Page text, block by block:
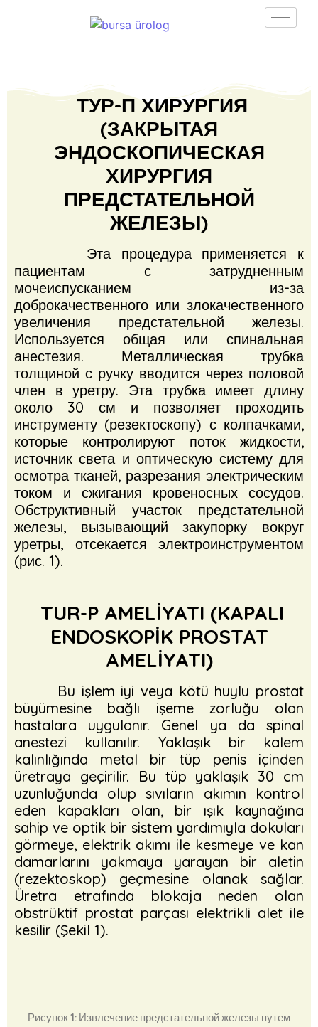
ТУР-П ХИРУРГИЯ
(ЗАКРЫТАЯ
ЭНДОСКОПИЧЕСКАЯ
ХИРУРГИЯ
ПРЕДСТАТЕЛЬНОЙ
ЖЕЛЕЗЫ)
Эта процедура применяется к
пациентам с затрудненным
мочеиспусканием из-за
доброкачественного или злокачественного
увеличения предстательной железы.
Используется общая или спинальная
анестезия. Металлическая трубка
толщиной с ручку вводится через половой
член в уретру. Эта трубка имеет длину
около 30 см и позволяет проходить
инструменту (резектоскопу) с колпачками,
которые контролируют поток жидкости,
источник света и оптическую систему для
осмотра тканей, разрезания электрическим
током и сжигания кровеносных сосудов.
Обструктивный участок предстательной
железы, вызывающий закупорку вокруг
уретры, отсекается электроинструментом
(рис. 1).
TUR-P AMELİYATI (KAPALI
ENDOSKOPİK PROSTAT
AMELİYATI)
Bu işlem iyi veya kötü huylu prostat
büyümesine bağlı işeme zorluğu olan
hastalara uygulanır. Genel ya da spinal
anestezi kullanılır. Yaklaşık bir kalem
kalınlığında metal bir tüp penis içinden
üretraya geçirilir. Bu tüp yaklaşık 30 cm
uzunluğunda olup sıvıların akımın kontrol
eden kapakları olan, bir ışık kaynağına
sahip ve optik bir sistem yardımıyla dokuları
görmeye, elektrik akımı ile kesmeye ve kan
damarlarını yakmaya yarayan bir aletin
(rezektoskop) geçmesine olanak sağlar.
Üretra etrafında blokaja neden olan
obstrüktif prostat parçası elektrikli alet ile
kesilir (Şekil 1).
Рисунок 1: Извлечение предстательной железы путем